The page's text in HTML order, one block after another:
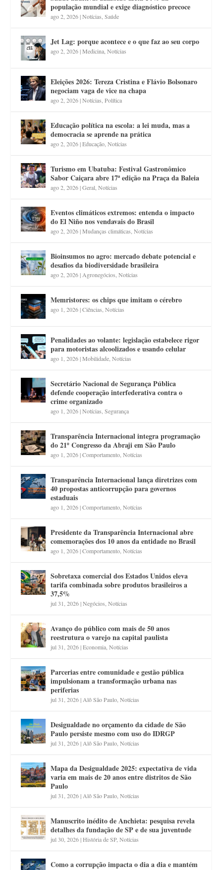
população mundial e exige diagnóstico precoce
ago 2, 2026|Notícias ,Saúde
Jet Lag: porque acontece e o que faz ao seu corpo
ago 2, 2026|Medicina ,Notícias
Eleições 2026: Tereza Cristina e Flávio Bolsonaro
negociam vaga de vice na chapa
ago 2, 2026|Notícias ,Política
Educação política na escola: a lei muda, mas a
democracia se aprende na prática
ago 2, 2026|Educação ,Notícias
Turismo em Ubatuba: Festival Gastronômico
Sabor Caiçara abre 17ª edição na Praça da Baleia
ago 2, 2026|Geral ,Notícias
Eventos climáticos extremos: entenda o impacto
do El Niño nos vendavais do Brasil
ago 2, 2026|Mudanças climáticas ,Notícias
Bioinsumos no agro: mercado debate potencial e
desafios da biodiversidade brasileira
ago 2, 2026| Agronegócios ,Notícias
Memristores: os chips que imitam o cérebro
ago 1, 2026|Ciências ,Notícias
Penalidades ao volante: legislação estabelece rigor
para motoristas alcoolizados e usando celular
ago 1, 2026|Mobilidade ,Notícias
Secretário Nacional de Segurança Pública
defende cooperação interfederativa contra o
crime organizado
ago 1, 2026|Notícias ,Segurança
Transparência Internacional integra programação
do 21º Congresso da Abraji em São Paulo
ago 1, 2026|Comportamento ,Notícias
Transparência Internacional lança diretrizes com
40 propostas anticorrupção para governos
estaduais
ago 1, 2026|Comportamento ,Notícias
Presidente da Transparência Internacional abre
comemorações dos 10 anos da entidade no Brasil
ago 1, 2026|Comportamento ,Notícias
Sobretaxa comercial dos Estados Unidos eleva
tarifa combinada sobre produtos brasileiros a
37,5%
jul 31, 2026|Negócios ,Notícias
Avanço do público com mais de 50 anos
reestrutura o varejo na capital paulista
jul 31, 2026|Economia ,Notícias
Parcerias entre comunidade e gestão pública
impulsionam a transformação urbana nas
periferias
jul 31, 2026| Alô São Paulo ,Notícias
Desigualdade no orçamento da cidade de São
Paulo persiste mesmo com uso do IDRGP
jul 31, 2026| Alô São Paulo ,Notícias
Mapa da Desigualdade 2025: expectativa de vida
varia em mais de 20 anos entre distritos de São
Paulo
jul 31, 2026| Alô São Paulo ,Notícias
Manuscrito inédito de Anchieta: pesquisa revela
detalhes da fundação de SP e de sua juventude
jul 30, 2026|História de SP,Notícias
Como a corrupção impacta o dia a dia e mantém